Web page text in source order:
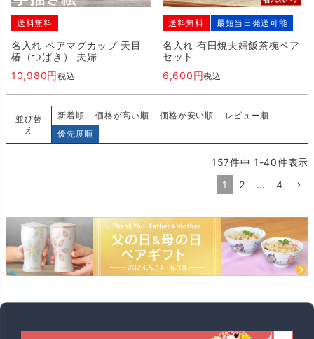
送料無料
名入れ ペアマグカップ 天目
椿（つばき） 夫婦
10,980
税込
送料無料 最短当日発送可能
名入れ 有田焼夫婦飯茶椀ペア
セット
6,600
税込
並び替
え
新着順 価格が高い順 価格が安い順
レビュー順
優先度順
157件中 1 -40件表示
1
2 … 4